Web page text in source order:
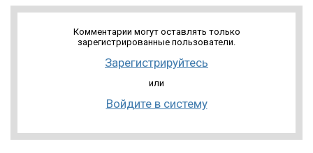
Комментарии могут оставлять только
зарегистрированные пользователи.
Зарегистрируйтесь
или
Войдите в систему